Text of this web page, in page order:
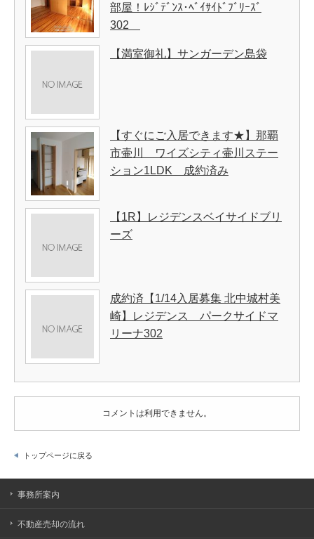
部屋！ﾚｼﾞﾃﾞﾝｽ･ﾍﾞｲｻｲﾄﾞﾌﾞﾘｰｽﾞ
302
【満室御礼】サンガーデン島袋
【すぐにご入居できます★】那覇
市壷川 ワイズシティ壷川ステー
ション1LDK 成約済み
【1R】レジデンスベイサイドブリ
ーズ
成約済【1/14入居募集 北中城村美
崎】レジデンス パークサイドマ
リーナ302
コメントは利用できません。
トップページに戻る
事務所案内
不動産売却の流れ